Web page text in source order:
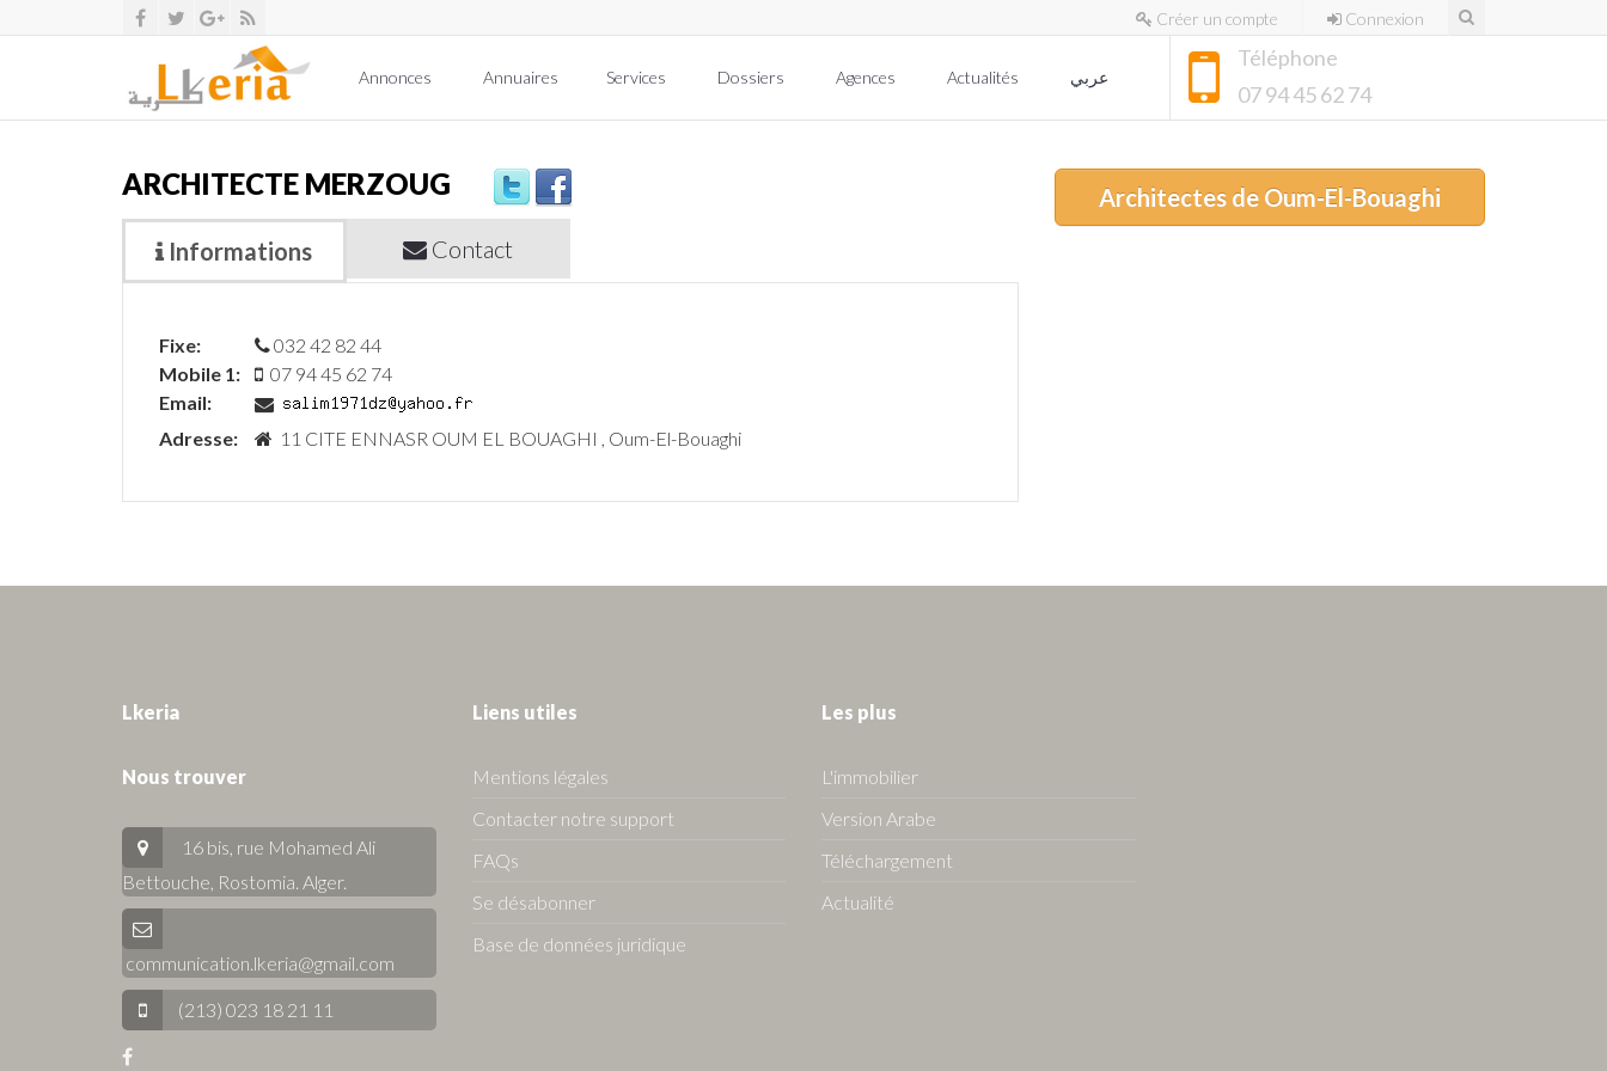
Créer un compte Connexion
Téléphone
07 94 45 62 74
Annonces Annuaires Services Dossiers Agences Actualités
ARCHITECTE MERZOUG
Informations Contact
Fixe:
032 42 82 44
Mobile 1:
07 94 45 62 74
Email:
Adresse:
11 CITE ENNASR OUM EL BOUAGHI , Oum-El-Bouaghi
Architectes de Oum-El-Bouaghi
Lkeria
Nous trouver
16 bis, rue Mohamed Ali
Bettouche, Rostomia. Alger.
communication.lkeria@gmail.com
(213) 023 18 21 11
Liens utiles
Mentions légales
Contacter notre support
FAQs
Se désabonner
Base de données juridique
Les plus
L'immobilier
Version Arabe
Téléchargement
Actualité